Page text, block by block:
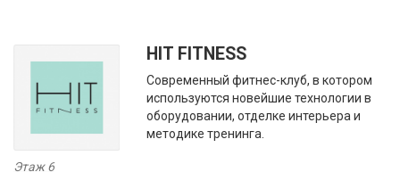
HIT FITNESS
Cовременный фитнес-клуб, в котором
используются новейшие технологии в
оборудовании, отделке интерьера и
методике тренинга.
Этаж 6